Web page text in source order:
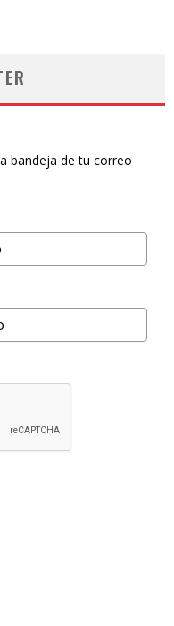
bandeja de tu correo